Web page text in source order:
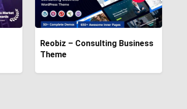
Reobiz – Consulting Business
Theme